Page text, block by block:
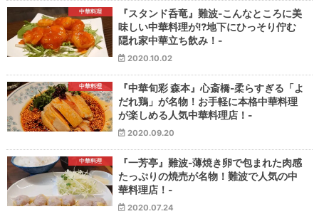
中華料理
『スタンド呑竜』難波-こんなところに美
味しい中華料理が⁉地下にひっそり佇む
隠れ家中華立ち飲み！-
2020.10.02
中華料理
『中華旬彩 森本』心斎橋-柔らすぎる「よ
だれ鶏」が名物！お手軽に本格中華料理
が楽しめる人気中華料理店！-
2020.09.20
中華料理
『一芳亭』難波-薄焼き卵で包まれた肉感
たっぷりの焼売が名物！難波で人気の中
華料理店！-
2020.07.24